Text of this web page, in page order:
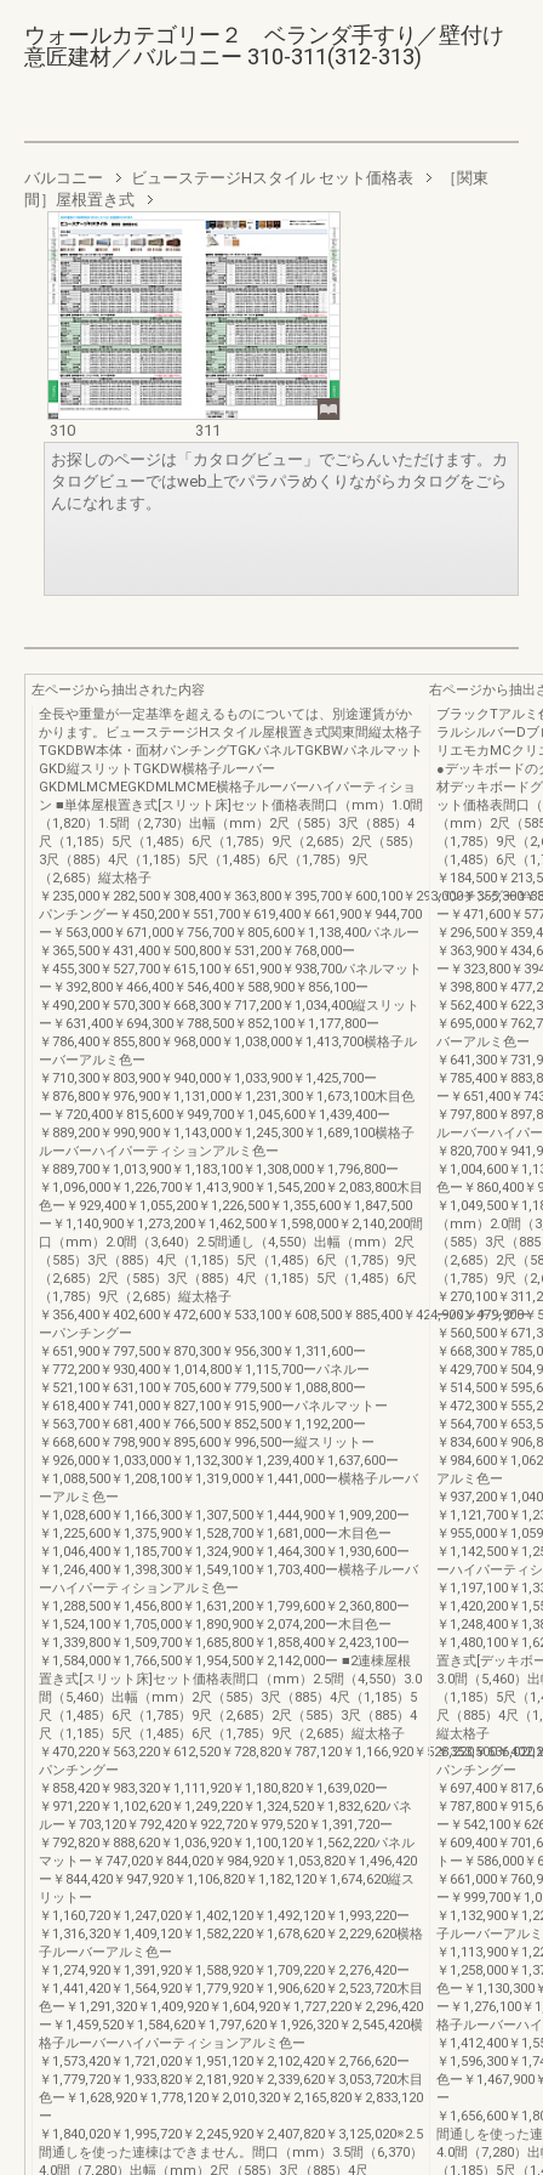
ウォールカテゴリー２ ベランダ手すり／壁付け
意匠建材／バルコニー 310-311(312-313)
バルコニー ビューステージHスタイル セット価格表
［関東
間］屋根置き式
310
311
お探しのページは「カタログビュー」でごらんいただけます。カ
タログビューではweb上でパラパラめくりながらカタログをごら
んになれます。
左ページから抽出された内容
全長や重量が一定基準を超えるものについては、別途運賃がか
かります。ビューステージHスタイル屋根置き式関東間縦太格子
TGKDBW本体・面材パンチングTGKパネルTGKBWパネルマット
GKD縦スリットTGKDW横格子ルーバー
GKDMLMCMEGKDMLMCME横格子ルーバーハイパーティショ
ン ■単体屋根置き式[スリット床]セット価格表間口（mm）1.0間
（1,820）1.5間（2,730）出幅（mm）2尺（585）3尺（885）4
尺（1,185）5尺（1,485）6尺（1,785）9尺（2,685）2尺（585）
3尺（885）4尺（1,185）5尺（1,485）6尺（1,785）9尺
（2,685）縦太格子
￥235,000￥282,500￥308,400￥363,800￥395,700￥600,100￥293,000￥355,300
パンチングー￥450,200￥551,700￥619,400￥661,900￥944,700
ー￥563,000￥671,000￥756,700￥805,600￥1,138,400パネルー
￥365,500￥431,400￥500,800￥531,200￥768,000ー
￥455,300￥527,700￥615,100￥651,900￥938,700パネルマット
ー￥392,800￥466,400￥546,400￥588,900￥856,100ー
￥490,200￥570,300￥668,300￥717,200￥1,034,400縦スリット
ー￥631,400￥694,300￥788,500￥852,100￥1,177,800ー
￥786,400￥855,800￥968,000￥1,038,000￥1,413,700横格子ル
ーバーアルミ色ー
￥710,300￥803,900￥940,000￥1,033,900￥1,425,700ー
￥876,800￥976,900￥1,131,000￥1,231,300￥1,673,100木目色
ー￥720,400￥815,600￥949,700￥1,045,600￥1,439,400ー
￥889,200￥990,900￥1,143,000￥1,245,300￥1,689,100横格子
ルーバーハイパーティションアルミ色ー
￥889,700￥1,013,900￥1,183,100￥1,308,000￥1,796,800ー
￥1,096,000￥1,226,700￥1,413,900￥1,545,200￥2,083,800木目
色ー￥929,400￥1,055,200￥1,226,500￥1,355,600￥1,847,500
ー￥1,140,900￥1,273,200￥1,462,500￥1,598,000￥2,140,200間
口（mm）2.0間（3,640）2.5間通し（4,550）出幅（mm）2尺
（585）3尺（885）4尺（1,185）5尺（1,485）6尺（1,785）9尺
（2,685）2尺（585）3尺（885）4尺（1,185）5尺（1,485）6尺
（1,785）9尺（2,685）縦太格子
￥356,400￥402,600￥472,600￥533,100￥608,500￥885,400￥424,900￥479,900
ーパンチングー
￥651,900￥797,500￥870,300￥956,300￥1,311,600ー
￥772,200￥930,400￥1,014,800￥1,115,700ーパネルー
￥521,100￥631,100￥705,600￥779,500￥1,088,800ー
￥618,400￥741,000￥827,100￥915,900ーパネルマットー
￥563,700￥681,400￥766,500￥852,500￥1,192,200ー
￥668,600￥798,900￥895,600￥996,500ー縦スリットー
￥926,000￥1,033,000￥1,132,300￥1,239,400￥1,637,600ー
￥1,088,500￥1,208,100￥1,319,000￥1,441,000ー横格子ルーバ
ーアルミ色ー
￥1,028,600￥1,166,300￥1,307,500￥1,444,900￥1,909,200ー
￥1,225,600￥1,375,900￥1,528,700￥1,681,000ー木目色ー
￥1,046,400￥1,185,700￥1,324,900￥1,464,300￥1,930,600ー
￥1,246,400￥1,398,300￥1,549,100￥1,703,400ー横格子ルーバ
ーハイパーティションアルミ色ー
￥1,288,500￥1,456,800￥1,631,200￥1,799,600￥2,360,800ー
￥1,524,100￥1,705,000￥1,890,900￥2,074,200ー木目色ー
￥1,339,800￥1,509,700￥1,685,800￥1,858,400￥2,423,100ー
￥1,584,000￥1,766,500￥1,954,500￥2,142,000ー ■2連棟屋根
置き式[スリット床]セット価格表間口（mm）2.5間（4,550）3.0
間（5,460）出幅（mm）2尺（585）3尺（885）4尺（1,185）5
尺（1,485）6尺（1,785）9尺（2,685）2尺（585）3尺（885）4
尺（1,185）5尺（1,485）6尺（1,785）9尺（2,685）縦太格子
￥470,220￥563,220￥612,520￥728,820￥787,120￥1,166,920￥528,220￥
パンチングー
￥858,420￥983,320￥1,111,920￥1,180,820￥1,639,020ー
￥971,220￥1,102,620￥1,249,220￥1,324,520￥1,832,620パネ
ルー￥703,120￥792,420￥922,720￥979,520￥1,391,720ー
￥792,820￥888,620￥1,036,920￥1,100,120￥1,562,220パネル
マットー￥747,020￥844,020￥984,920￥1,053,820￥1,496,420
ー￥844,420￥947,920￥1,106,820￥1,182,120￥1,674,620縦ス
リットー
￥1,160,720￥1,247,020￥1,402,120￥1,492,120￥1,993,220ー
￥1,316,320￥1,409,120￥1,582,220￥1,678,620￥2,229,620横格
子ルーバーアルミ色ー
￥1,274,920￥1,391,920￥1,588,920￥1,709,220￥2,276,420ー
￥1,441,420￥1,564,920￥1,779,920￥1,906,620￥2,523,720木目
色ー￥1,291,320￥1,409,920￥1,604,920￥1,727,220￥2,296,420
ー￥1,459,520￥1,584,620￥1,797,620￥1,926,320￥2,545,420横
格子ルーバーハイパーティションアルミ色ー
￥1,573,420￥1,721,020￥1,951,120￥2,102,420￥2,766,620ー
￥1,779,720￥1,933,820￥2,181,920￥2,339,620￥3,053,720木目
色ー￥1,628,920￥1,778,120￥2,010,320￥2,165,820￥2,833,120
ー
￥1,840,020￥1,995,720￥2,245,920￥2,407,820￥3,125,020※2.5
間通しを使った連棟はできません。間口（mm）3.5間（6,370）
4.0間（7,280）出幅（mm）2尺（585）3尺（885）4尺
右ページから抽出
ブラックTアルミ
ラルシルバーD
リエモカMCク
●デッキボード
材デッキボード
ット価格表間口
（mm）2尺（
（1,785）9尺（
（1,485）6尺（
￥184,500￥
パンチングー￥
ー￥471,600￥
￥296,500￥
￥363,900￥
ー￥323,800￥
￥398,800￥
￥562,400￥
￥695,000￥
バーアルミ色ー
￥641,300￥
￥785,400￥
ー￥651,400￥
￥797,800￥
ルーバーハイパ
￥820,700￥
￥1,004,600￥
色ー￥860,400￥
￥1,049,500￥
（mm）2.0間（
（585）3尺（
（2,685）2尺（
（1,785）9尺（
￥270,100￥
ーパンチングー
￥560,500￥
￥668,300￥
￥429,700￥
￥514,500￥
￥472,300￥
￥564,700￥
￥834,600￥
￥984,600￥
アルミ色ー
￥937,200￥
￥1,121,700￥
￥955,000￥
￥1,142,500￥
ーハイパーティ
￥1,197,100￥
￥1,420,200￥
￥1,248,400￥
￥1,480,100￥
置き式[デッキボ
3.0間（5,460）
（1,185）5尺（
尺（885）4尺（
縦太格子
￥353,500￥
パンチングー
￥697,400￥
￥787,800￥
ー￥542,100￥
￥609,400￥
トー￥586,000
￥661,000￥
ー￥999,700￥
￥1,132,900￥
子ルーバーアル
￥1,113,900￥
￥1,258,000￥
色ー￥1,130,300
ー￥1,276,100￥
格子ルーバーハ
￥1,412,400￥
￥1,596,300￥
色ー￥1,467,900
ー
￥1,656,600￥
間通しを使った
4.0間（7,280）
（1,185）5尺（